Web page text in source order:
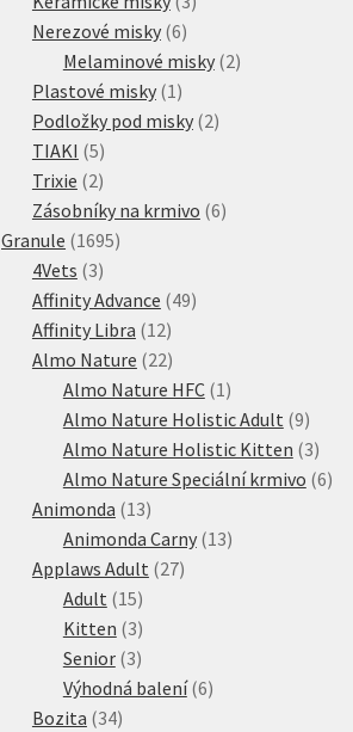
Nerezové misky 66
produktů
Melaminové misky 22
Plastové misky 1 1
produkt
Podložky pod misky 22
TIAKI 55
produktů
Trixie 22
produkty
Zásobníky na krmivo 66
Granule 16951695
4Vets 33
produkty
Affinity Advance 4949
Affinity Libra 1212
produktů
Almo Nature 2222
produktů
Almo Nature HFC 1 1
produkt
Almo Nature Holistic Adult 99
Almo Nature Holistic Kitten 33
Almo Nature Speciální krmivo 66
Animonda 1313
produktů
Animonda Carny 1313
Applaws Adult 2727
Adult 1515
produktů
Kitten 33
produkty
Senior 33
produkty
Výhodná balení 66
Bozita 3434